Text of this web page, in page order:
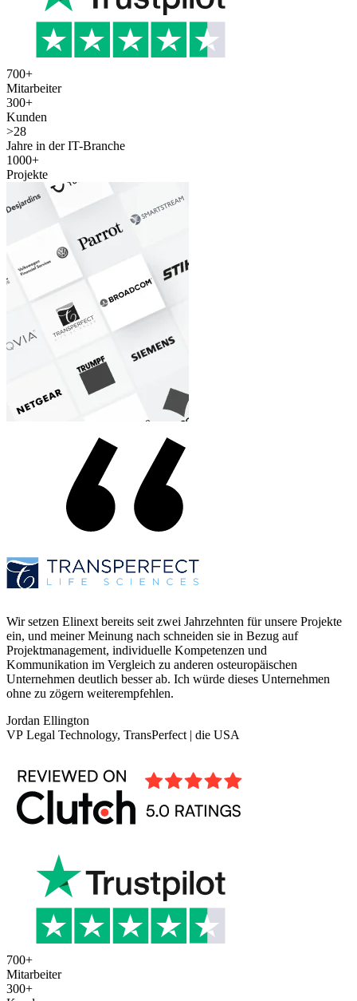
700+
Mitarbeiter
300+
Kunden
>28
Jahre in der IT-Branche
1000+
Projekte
Wir setzen Elinext bereits seit zwei Jahrzehnten für unsere Projekte
ein, und meiner Meinung nach schneiden sie in Bezug auf
Projektmanagement, individuelle Kompetenzen und
Kommunikation im Vergleich zu anderen osteuropäischen
Unternehmen deutlich besser ab. Ich würde dieses Unternehmen
ohne zu zögern weiterempfehlen.
Jordan Ellington
VP Legal Technology, TransPerfect | die USA
700+
Mitarbeiter
300+